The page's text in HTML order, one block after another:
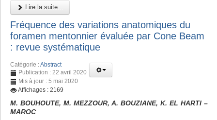
Lire la suite...
Fréquence des variations anatomiques du
foramen mentonnier évaluée par Cone Beam
: revue systématique
Catégorie :Abstract
Publication : 22 avril 2020
Mis à jour : 5 mai 2020
Affichages : 2169
M. BOUHOUTE, M. MEZZOUR, A. BOUZIANE, K. EL HARTI –
MAROC